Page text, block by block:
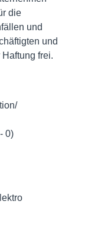
die
und
und
frei.
0)